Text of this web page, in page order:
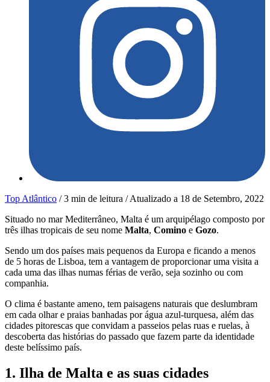
Top Atlântico / 3 min de leitura /Atualizado a 18 de Setembro, 2022
Situado no mar Mediterrâneo, Malta é um arquipélago composto por
três ilhas tropicais de seu nome Malta, Comino e Gozo.
Sendo um dos países mais pequenos da Europa e ficando a menos
de 5 horas de Lisboa, tem a vantagem de proporcionar uma visita a
cada uma das ilhas numas férias de verão, seja sozinho ou com
companhia.
O clima é bastante ameno, tem paisagens naturais que deslumbram
em cada olhar e praias banhadas por água azul-turquesa, além das
cidades pitorescas que convidam a passeios pelas ruas e ruelas, à
descoberta das histórias do passado que fazem parte da identidade
deste belíssimo país.
1. Ilha de Malta e as suas cidades